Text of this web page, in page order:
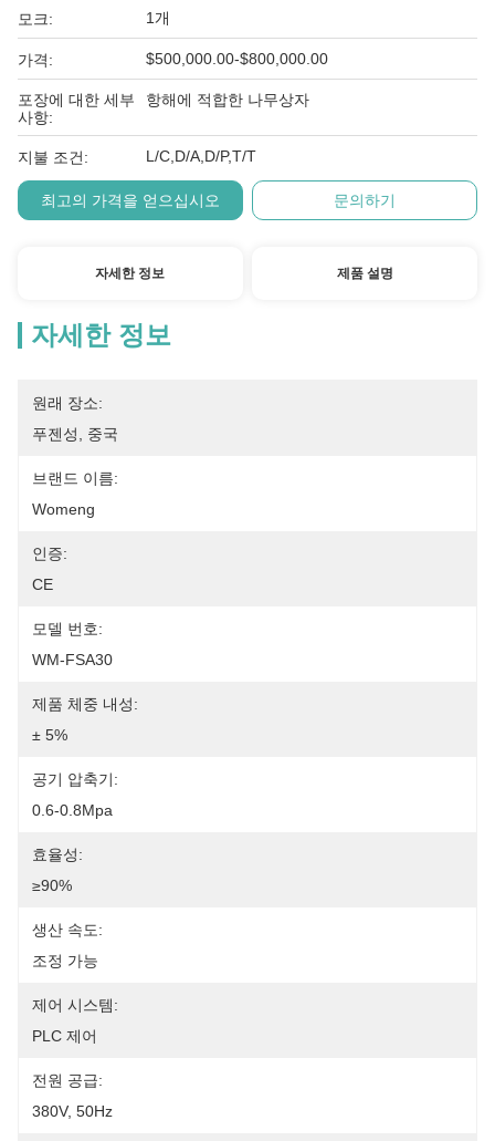
모크: 1개
가격: $500,000.00-$800,000.00
포장에 대한 세부
사항:
항해에 적합한 나무상자
지불 조건: L/C,D/A,D/P,T/T
최고의 가격을 얻으십시오 문의하기
자세한 정보 제품 설명
자세한 정보
원래 장소:
푸젠성, 중국
브랜드 이름:
Womeng
인증:
CE
모델 번호:
WM-FSA30
제품 체중 내성:
± 5%
공기 압축기:
0.6-0.8Mpa
효율성:
≥90%
생산 속도:
조정 가능
제어 시스템:
PLC 제어
전원 공급:
380V, 50Hz